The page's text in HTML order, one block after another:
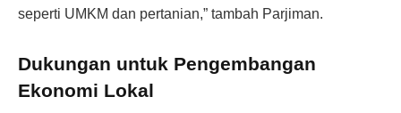
seperti UMKM dan pertanian,” tambah Parjiman.
Dukungan untuk Pengembangan
Ekonomi Lokal